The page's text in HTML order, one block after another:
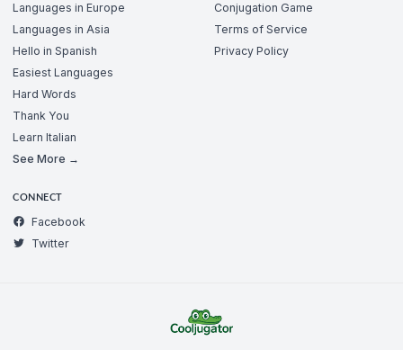
Languages in Europe
Languages in Asia
Hello in Spanish
Easiest Languages
Hard Words
Thank You
Learn Italian
See More →
Conjugation Game
Terms of Service
Privacy Policy
CONNECT
Facebook
Twitter